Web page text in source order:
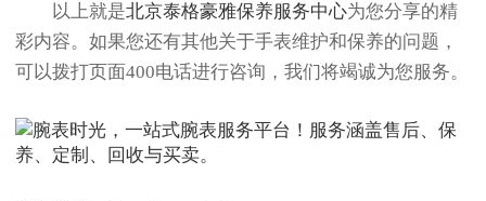
以上就是北京泰格豪雅保养服务中心为您分享的精
彩内容。如果您还有其他关于手表维护和保养的问题，
可以拨打页面400电话进行咨询，我们将竭诚为您服务。